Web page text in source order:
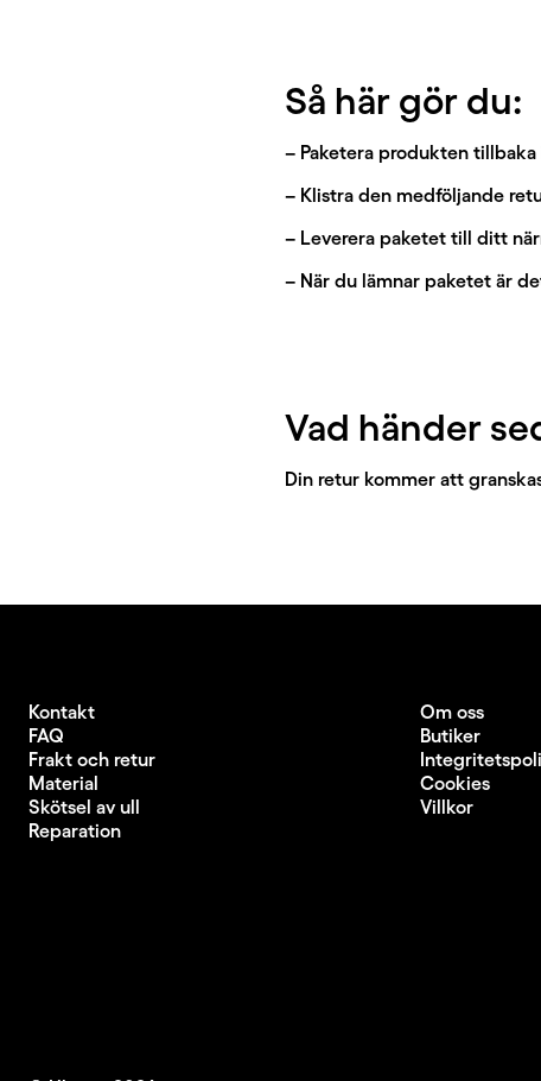
Så här gör du:
– Paketera produkten
– Klistra den medföljande
– Leverera paketet till ditt
– När du lämnar paketet är
Vad händer
Din retur kommer att
Kontakt
FAQ
Frakt och retur
Material
Skötsel av ull
Reparation
Om oss
Butiker
Cookies
Villkor